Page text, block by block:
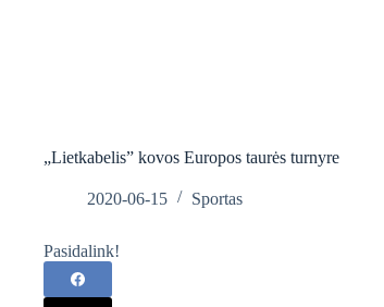
„Lietkabelis” kovos Europos taurės turnyre
2020-06-15 Sportas
Pasidalink!